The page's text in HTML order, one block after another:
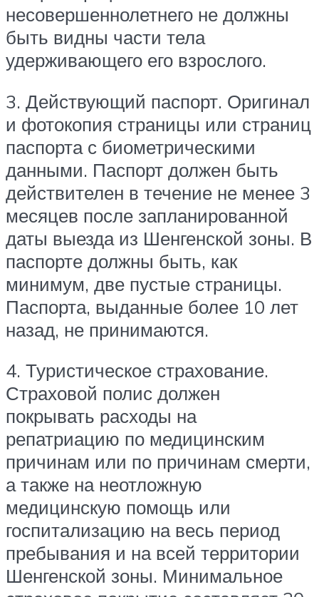
несовершеннолетнего не должны
быть видны части тела
удерживающего его взрослого.
3. Действующий паспорт. Оригинал
и фотокопия страницы или страниц
паспорта с биометрическими
данными. Паспорт должен быть
действителен в течение не менее 3
месяцев после запланированной
даты выезда из Шенгенской зоны. В
паспорте должны быть, как
минимум, две пустые страницы.
Паспорта, выданные более 10 лет
назад, не принимаются.
4. Туристическое страхование.
Страховой полис должен
покрывать расходы на
репатриацию по медицинским
причинам или по причинам смерти,
а также на неотложную
медицинскую помощь или
госпитализацию на весь период
пребывания и на всей территории
Шенгенской зоны. Минимальное